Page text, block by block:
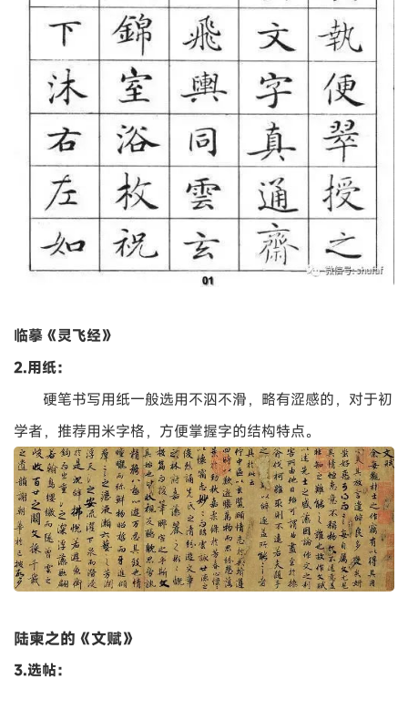
临摹《灵飞经》
2.用纸：
硬笔书写用纸一般选用不泅不滑，略有涩感的，对于初
学者，推荐用米字格，方便掌握字的结构特点。
陆柬之的《文赋》
3.选帖：